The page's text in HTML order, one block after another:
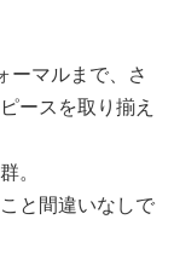
ーマルまで、さ
ースを取り揃え
。
と間違いなしで